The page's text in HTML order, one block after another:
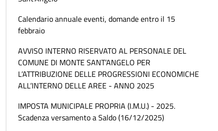
Calendario annuale eventi, domande entro il 15
febbraio
AVVISO INTERNO RISERVATO AL PERSONALE DEL
COMUNE DI MONTE SANT’ANGELO PER
L’ATTRIBUZIONE DELLE PROGRESSIONI ECONOMICHE
ALL’INTERNO DELLE AREE - ANNO 2025
IMPOSTA MUNICIPALE PROPRIA (I.M.U.) - 2025.
Scadenza versamento a Saldo (16/12/2025)